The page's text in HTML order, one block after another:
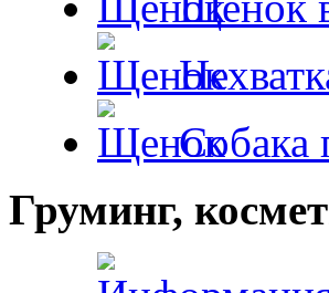
Собака
Груминг,